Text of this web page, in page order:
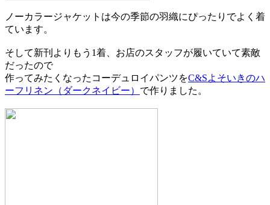
ノーカラージャケットは今の季節の羽織にぴったりでよく着
ています。
そして新刊よりもう1着、お店のスタッフが履いていて素敵
だったので
作ってみたくなったコーデュロイパンツをC&Sよそいきのハ
ーフリネン（ダークネイビー） で作りました。